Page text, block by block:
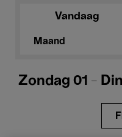
Vandaag
Maand
Zondag 01 -